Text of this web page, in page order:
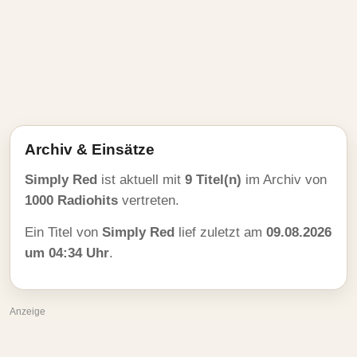
Archiv & Einsätze
Simply Red ist aktuell mit 9 Titel(n) im Archiv von
1000 Radiohits vertreten.
Ein Titel von Simply Red lief zuletzt am 09.08.2026
um 04:34 Uhr.
Anzeige